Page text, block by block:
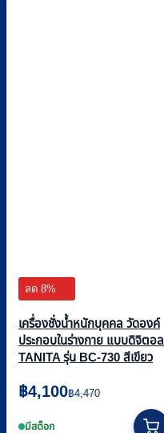
ลด 8%
เครื่องชั่งน้ำหนักบุคคล วัดองค์
ประกอบในร่างกาย แบบดิจิตอล
TANITA รุ่น BC-730 สีเขียว
฿4,470
Original
price
was:
฿4,100
Current
price
is:มีสต็อก